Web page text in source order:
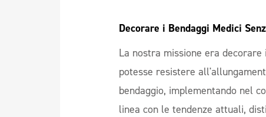
Decorare i Bendaggi Medici
La nostra missione era
potesse resistere
bendaggio, implementando nel
linea con le tendenze attuali,